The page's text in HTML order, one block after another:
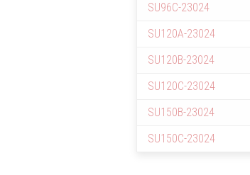
SU96C-23024
SU120A-23024
SU120B-23024
SU120C-23024
SU150B-23024
SU150C-23024